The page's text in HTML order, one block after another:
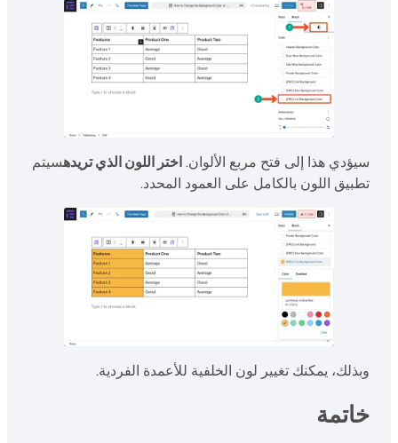
سيؤدي هذا إلى فتح مربع الألوان.اختر اللون الذي تريدهسيتم
تطبيق اللون بالكامل على العمود المحدد.
وبذلك، يمكنك تغيير لون الخلفية للأعمدة الفردية.
خاتمة